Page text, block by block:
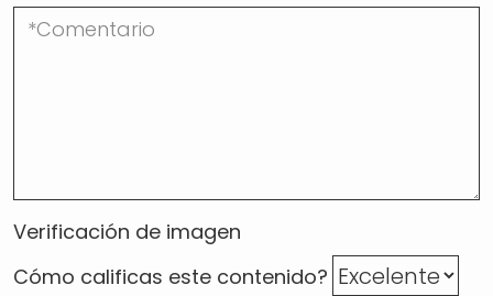
Verificación de imagen
Cómo calificas este contenido?